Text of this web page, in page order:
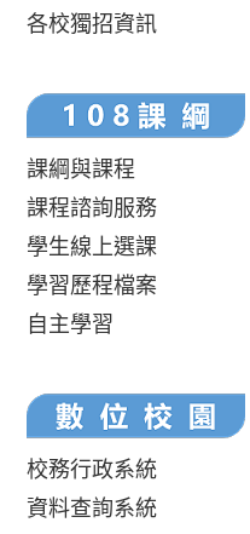
各校獨招資訊
課綱與課程
課程諮詢服務
學生線上選課
學習歷程檔案
自主學習
校務行政系統
資料查詢系統